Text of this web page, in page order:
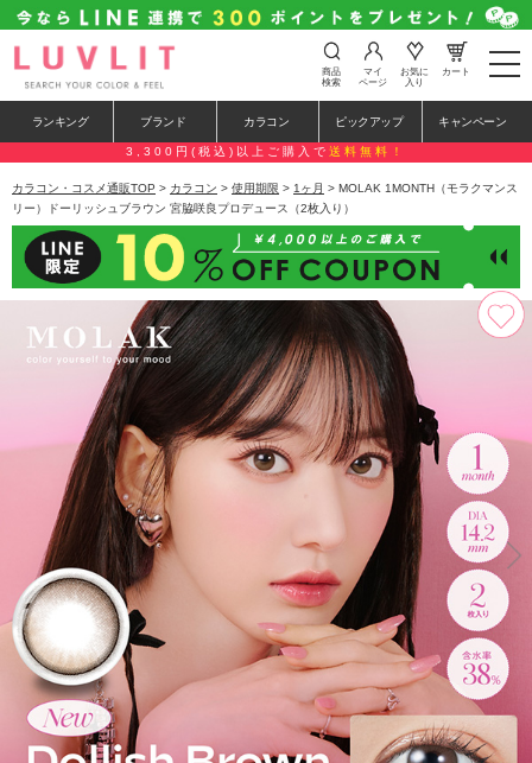
t
o
e
n
a
a
i
o
n
商品
検索
マイ
ページ
お気に
入り
カート
ランキング ブランド カラコン ピックアップ キャンペーン
3,300円(税込)以上ご購入で 送料無料！
カラコン・コスメ通販TOP > カラコン > 使用期限 > 1ヶ月 > MOLAK 1MONTH（モラクマンス
リー）ドーリッシュブラウン 宮脇咲良プロデュース（2枚入り）